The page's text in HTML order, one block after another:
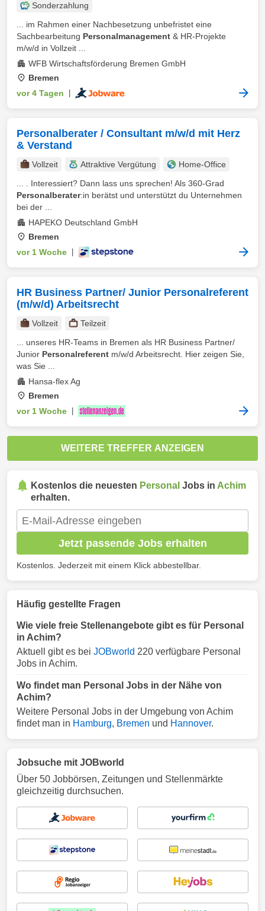
Sonderzahlung
... im Rahmen einer Nachbesetzung unbefristet eine
Sachbearbeitung Personalmanagement & HR-Projekte
m/w/d in Vollzeit ...
WFB Wirtschaftsförderung Bremen GmbH
Bremen
vor 4 Tagen
Personalberater / Consultant m/w/d mit Herz
& Verstand
Vollzeit Attraktive Vergütung
Home-Office
... . Interessiert? Dann lass uns sprechen! Als 360-Grad
Personalberater:in berätst und unterstützt du Unternehmen
bei der ...
HAPEKO Deutschland GmbH
Bremen
vor 1 Woche
HR Business Partner/ Junior Personalreferent
(m/w/d) Arbeitsrecht
Vollzeit
Teilzeit
... unseres HR-Teams in Bremen als HR Business Partner/
Junior Personalreferent m/w/d Arbeitsrecht. Hier zeigen Sie,
was Sie ...
Hansa-flex Ag
Bremen
vor 1 Woche
WEITERE TREFFER ANZEIGEN
Kostenlos die neuesten Personal Jobs in Achim
erhalten.
Jetzt passende Jobs erhalten
Kostenlos. Jederzeit mit einem Klick abbestellbar.
Häufig gestellte Fragen
Wie viele freie Stellenangebote gibt es für Personal
in Achim?
Aktuell gibt es bei JOBworld 220 verfügbare Personal
Jobs in Achim.
Wo findet man Personal Jobs in der Nähe von
Achim?
Weitere Personal Jobs in der Umgebung von Achim
findet man in Hamburg, Bremen und Hannover.
Jobsuche mit JOBworld
Über 50 Jobbörsen, Zeitungen und Stellenmärkte
gleichzeitig durchsuchen.